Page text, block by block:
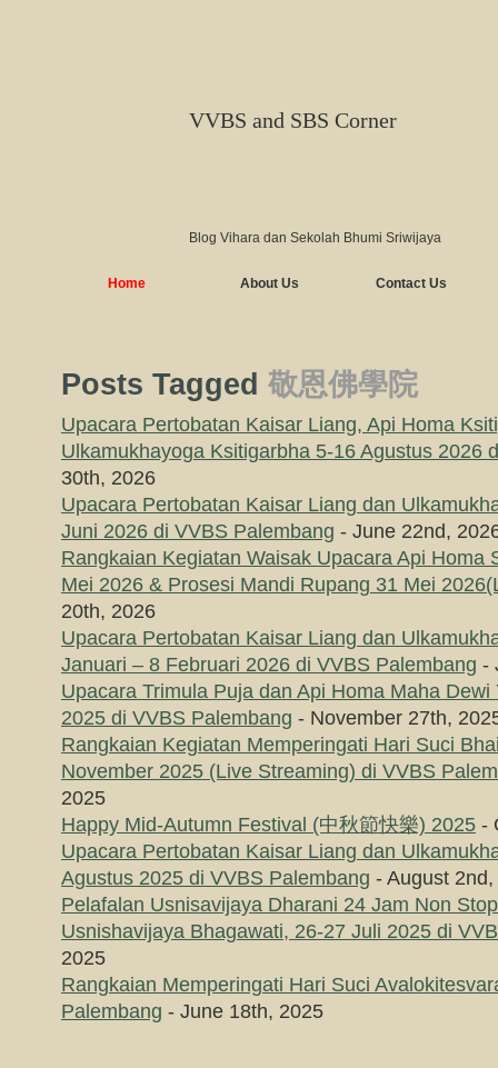
VVBS and SBS Corner
Blog Vihara dan Sekolah Bhumi Sriwijaya
Home About Us Contact Us
Posts Tagged 敬恩佛學院
Upacara Pertobatan Kaisar Liang, Api Homa
Ulkamukhayoga Ksitigarbha 5-16 Agustus 2026
30th, 2026
Upacara Pertobatan Kaisar Liang dan
Juni 2026 di VVBS Palembang - June 22nd,
Rangkaian Kegiatan Waisak Upacara Api Homa
Mei 2026 & Prosesi Mandi Rupang 31 Mei
20th, 2026
Upacara Pertobatan Kaisar Liang dan
Januari – 8 Februari 2026 di VVBS Palembang -
Upacara Trimula Puja dan Api Homa Maha
2025 di VVBS Palembang - November 27th,
Rangkaian Kegiatan Memperingati Hari Suci
November 2025 (Live Streaming) di VVBS
2025
Happy Mid-Autumn Festival (中秋節快樂) 2025 -
Upacara Pertobatan Kaisar Liang dan
Agustus 2025 di VVBS Palembang - August
Pelafalan Usnisavijaya Dharani 24 Jam Non
Usnishavijaya Bhagawati, 26-27 Juli 2025 di
2025
Rangkaian Memperingati Hari Suci
Palembang - June 18th, 2025